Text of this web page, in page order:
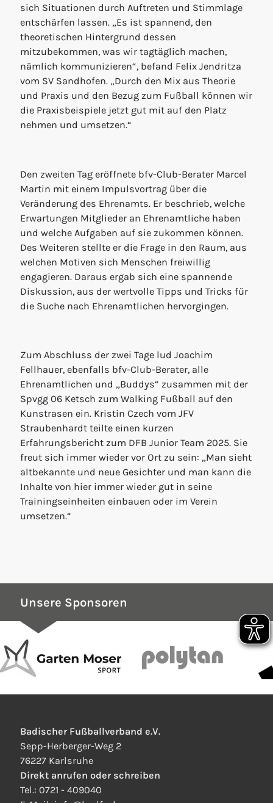
sich Situationen durch Auftreten und Stimmlage
entschärfen lassen. „Es ist spannend, den
theoretischen Hintergrund dessen
mitzubekommen, was wir tagtäglich machen,
nämlich kommunizieren“, befand Felix Jendritza
vom SV Sandhofen. „Durch den Mix aus Theorie
und Praxis und den Bezug zum Fußball können wir
die Praxisbeispiele jetzt gut mit auf den Platz
nehmen und umsetzen.“
Den zweiten Tag eröffnete bfv-Club-Berater Marcel
Martin mit einem Impulsvortrag über die
Veränderung des Ehrenamts. Er beschrieb, welche
Erwartungen Mitglieder an Ehrenamtliche haben
und welche Aufgaben auf sie zukommen können.
Des Weiteren stellte er die Frage in den Raum, aus
welchen Motiven sich Menschen freiwillig
engagieren. Daraus ergab sich eine spannende
Diskussion, aus der wertvolle Tipps und Tricks für
die Suche nach Ehrenamtlichen hervorgingen.
Zum Abschluss der zwei Tage lud Joachim
Fellhauer, ebenfalls bfv-Club-Berater, alle
Ehrenamtlichen und „Buddys“ zusammen mit der
Spvgg 06 Ketsch zum Walking Fußball auf den
Kunstrasen ein. Kristin Czech vom JFV
Straubenhardt teilte einen kurzen
Erfahrungsbericht zum DFB Junior Team 2025. Sie
freut sich immer wieder vor Ort zu sein: „Man sieht
altbekannte und neue Gesichter und man kann die
Inhalte von hier immer wieder gut in seine
Trainingseinheiten einbauen oder im Verein
umsetzen.“
Unsere Sponsoren
Badischer Fußballverband e.V.
Sepp-Herberger-Weg 2
76227 Karlsruhe
Direkt anrufen oder schreiben
Tel.: 0721 - 409040